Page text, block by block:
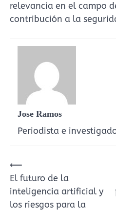
relevancia en el campo
contribución a la
Jose Ramos
Periodista e
Navegación
de
entradas
⟵
El futuro de la
inteligencia artificial y
los riesgos para la